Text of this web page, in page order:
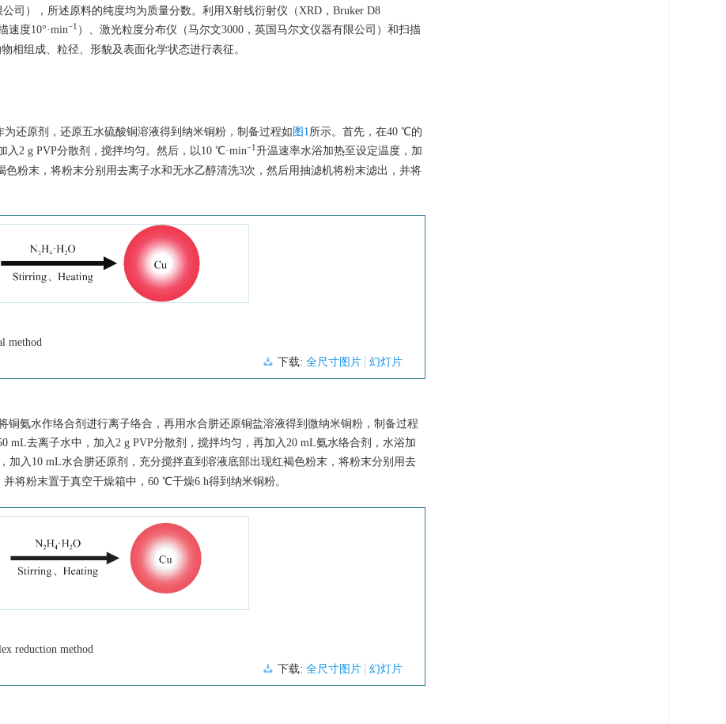
司），所述原料的纯度均为质量分数。利用X射线衍射仪（XRD，Bruker D8
速度10°·min−1 ）、激光粒度分布仪（马尔文3000 ，英国马尔文仪器有限公司）和扫描
相组成、粒径、形貌及表面化学状态进行表征。
还原剂，还原五水硫酸铜溶液得到纳米铜粉，制备过程如 图1所示。首先，在40 ℃的
入2 g PVP分散剂，搅拌均匀。然后，以10 ℃·min−1 升温速率水浴加热至设定温度，加
粉末，将粉末分别用去离子水和无水乙醇清洗3次，然后用抽滤机将粉末滤出，并将
method
下载: 全尺寸图片 幻灯片
铜氨水作络合剂进行离子络合，再用水合肼还原铜盐溶液得到微纳米铜粉，制备过程
mL去离子水中，加入2 g PVP分散剂，搅拌均匀，再加入20 mL氨水络合剂，水浴加
加入10 mL水合肼还原剂，充分搅拌直到溶液底部出现红褐色粉末，将粉末分别用去
将粉末置于真空干燥箱中，60 ℃干燥6 h得到纳米铜粉。
reduction method
下载: 全尺寸图片 幻灯片